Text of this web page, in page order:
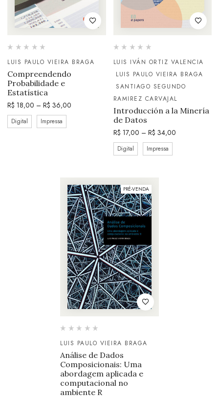
LUIS PAULO VIEIRA BRAGA
Compreendendo
Probabilidade e
Estatística
R$ 18,00 – R$ 36,00
Digital Impressa
LUIS IVÁN ORTIZ VALENCIA
LUIS PAULO VIEIRA BRAGA
SANTIAGO SEGUNDO
RAMIREZ CARVAJAL
Introducción a la Minería
de Datos
R$ 17,00 – R$ 34,00
Digital Impressa
PRÉ-VENDA
LUIS PAULO VIEIRA BRAGA
Análise de Dados
Composicionais: Uma
abordagem aplicada e
computacional no
ambiente R